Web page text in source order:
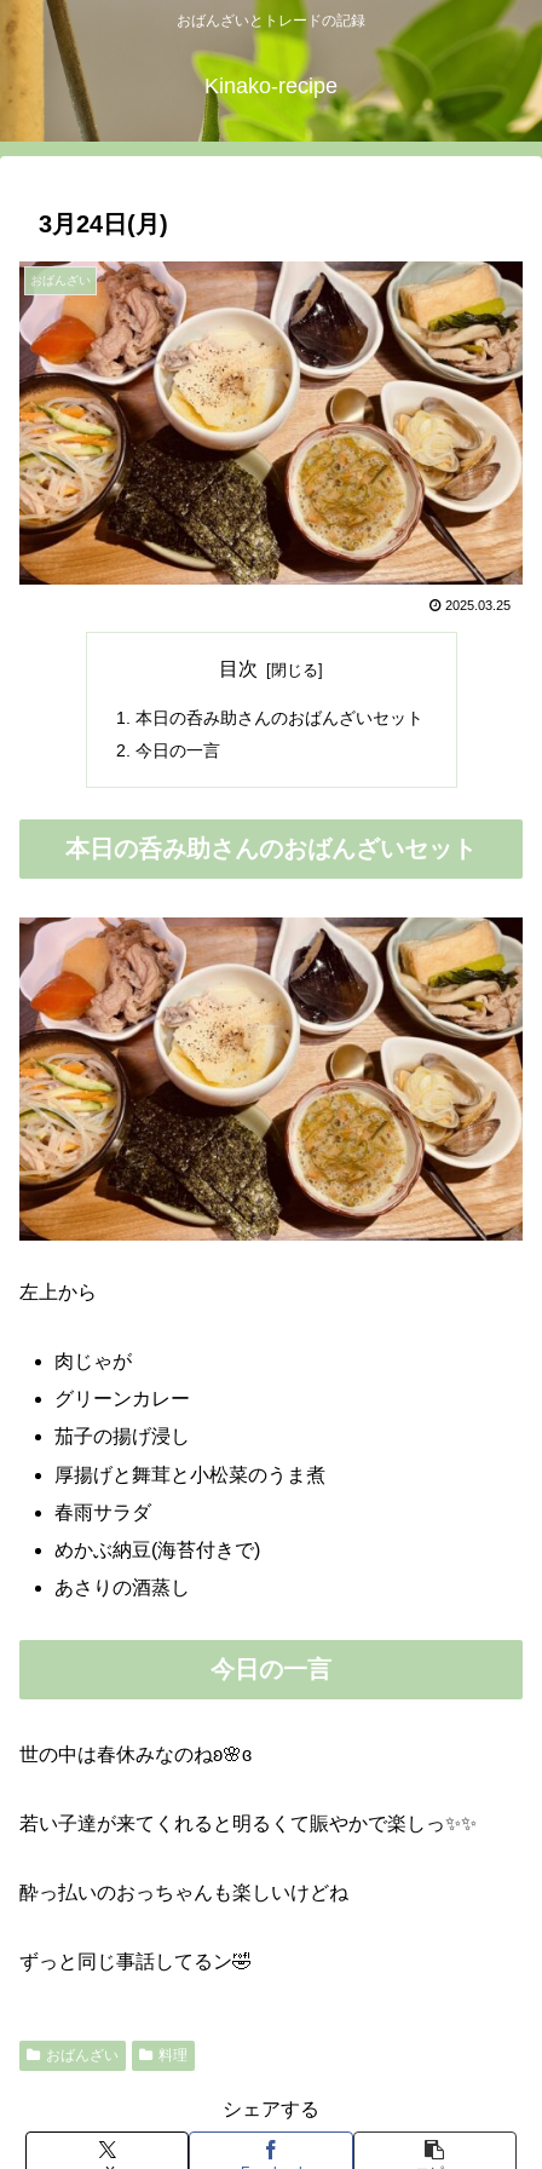
おばんざいとトレードの記録
Kinako-recipe
3月24日(月)
おばんざい
2025.03.25
目次
本日の呑み助さんのおばんざいセット
今日の一言
本日の呑み助さんのおばんざいセット
左上から
肉じゃが
グリーンカレー
茄子の揚げ浸し
厚揚げと舞茸と小松菜のうま煮
春雨サラダ
めかぶ納豆(海苔付きで)
あさりの酒蒸し
今日の一言
世の中は春休みなのねʚ🌸ɞ
若い子達が来てくれると明るくて賑やかで楽しっ✨✨
酔っ払いのおっちゃんも楽しいけどね
ずっと同じ事話してるン🤣
おばんざい 料理
シェアする